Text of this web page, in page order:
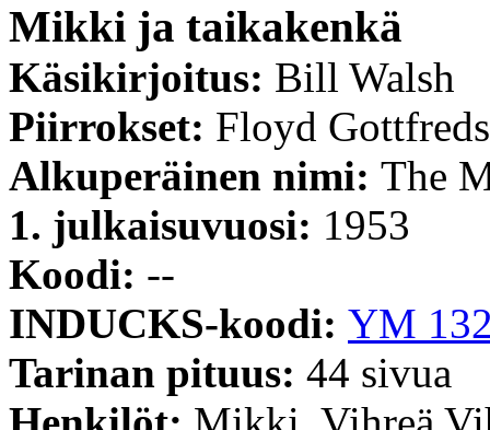
Mikki ja taikakenkä
Käsikirjoitus: Bill Walsh
Piirrokset: Floyd
Alkuperäinen nimi: The
1. julkaisuvuosi: 1953
Koodi: --
INDUCKS-koodi: YM
Tarinan pituus: 44 sivua